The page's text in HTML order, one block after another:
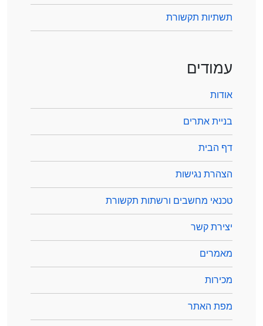
תשתיות תקשורת
עמודים
אודות
בניית אתרים
דף הבית
הצהרת נגישות
טכנאי מחשבים ורשתות תקשורת
יצירת קשר
מאמרים
מכירות
מפת האתר